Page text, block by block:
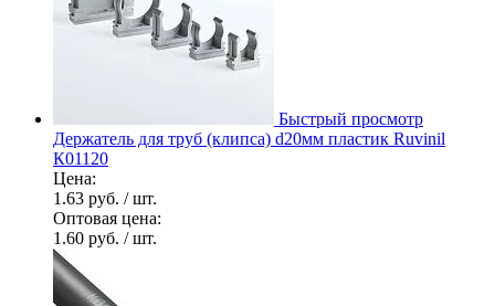
Быстрый просмотр
Держатель для труб (клипса) d20мм пластик Ruvinil
К01120
Цена:
1.63 руб. / шт.
Оптовая цена:
1.60 руб. / шт.